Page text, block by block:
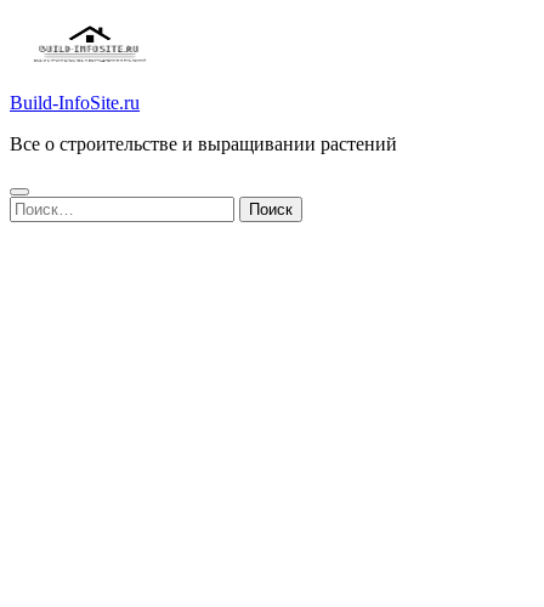
Build-InfoSite.ru
Все о строительстве и выращивании растений
Найти: